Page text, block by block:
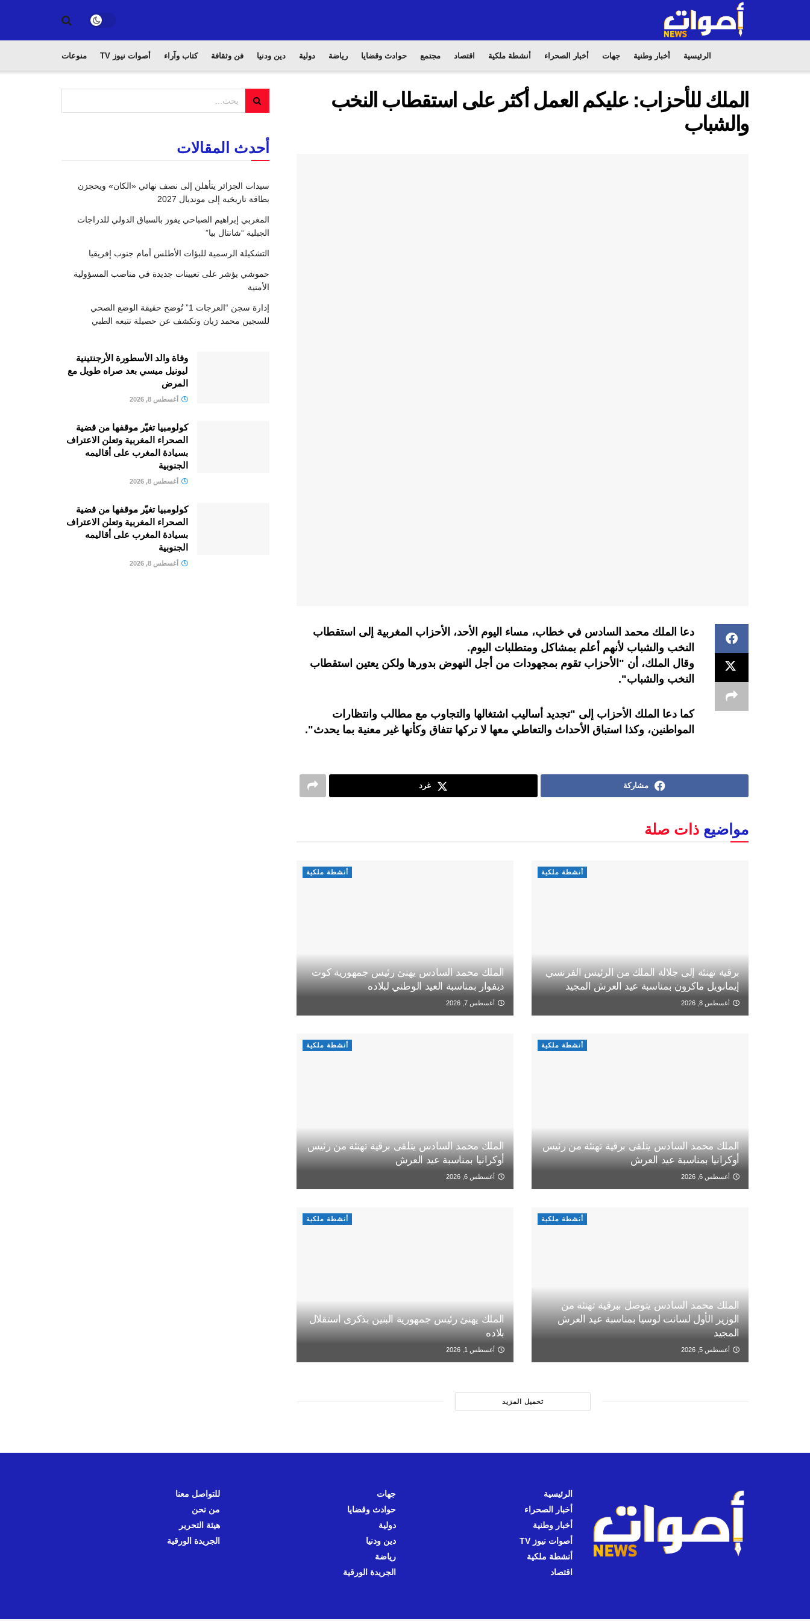
الرئيسية أخبار وطنية جهات أخبار الصحراء أنشطة ملكية اقتصاد مجتمع حوادث وقضايا رياضة دولية دين ودنيا فن وثقافة كتاب وآراء أصوات نيوز TV منوعات
الملك للأحزاب: عليكم العمل أكثر على استقطاب النخب
والشباب
دعا الملك محمد السادس في خطاب، مساء اليوم الأحد، الأحزاب المغربية إلى استقطاب
النخب والشباب لأنهم أعلم بمشاكل ومتطلبات اليوم.
وقال الملك، أن "الأحزاب تقوم بمجهودات من أجل النهوض بدورها ولكن يعتين استقطاب
النخب والشباب".
كما دعا الملك الأحزاب إلى "تجديد أساليب اشتغالها والتجاوب مع مطالب وانتظارات
المواطنين، وكذا استباق الأحداث والتعاطي معها لا تركها تتفاق وكأنها غير معنية بما يحدث".
مشاركة غرد
مواضيع ذات صلة
أنشطة ملكية
برقية تهنئة إلى جلالة الملك من الرئيس الفرنسي
إيمانويل ماكرون بمناسبة عيد العرش المجيد
أغسطس 8, 2026
أنشطة ملكية
الملك محمد السادس يهنئ رئيس جمهورية كوت
ديفوار بمناسبة العيد الوطني لبلاده
أغسطس 7, 2026
أنشطة ملكية
الملك محمد السادس يتلقى برقية تهنئة من رئيس
أوكرانيا بمناسبة عيد العرش
أغسطس 6, 2026
أنشطة ملكية
الملك محمد السادس يتلقى برقية تهنئة من رئيس
أوكرانيا بمناسبة عيد العرش
أغسطس 6, 2026
أنشطة ملكية
الملك محمد السادس يتوصل ببرقية تهنئة من
الوزير الأول لسانت لوسيا بمناسبة عيد العرش
المجيد
أغسطس 5, 2026
أنشطة ملكية
الملك يهنئ رئيس جمهورية البنين بذكرى استقلال
بلاده
أغسطس 1, 2026
تحميل المزيد
أحدث المقالات
سيدات الجزائر يتأهلن إلى نصف نهائي «الكان» ويحجزن
بطاقة تاريخية إلى مونديال 2027
المغربي إبراهيم الصباحي يفوز بالسباق الدولي للدراجات
الجبلية “شانتال بيا”
التشكيلة الرسمية للبؤات الأطلس أمام جنوب إفريقيا
حموشي يؤشر على تعيينات جديدة في مناصب المسؤولية
الأمنية
إدارة سجن “العرجات 1” تُوضح حقيقة الوضع الصحي
للسجين محمد زيان وتكشف عن حصيلة تتبعه الطبي
وفاة والد الأسطورة الأرجنتينية
ليونيل ميسي بعد صراه طويل مع
المرض
أغسطس 8, 2026
كولومبيا تغيّر موقفها من قضية
الصحراء المغربية وتعلن الاعتراف
بسيادة المغرب على أقاليمه
الجنوبية
أغسطس 8, 2026
كولومبيا تغيّر موقفها من قضية
الصحراء المغربية وتعلن الاعتراف
بسيادة المغرب على أقاليمه
الجنوبية
أغسطس 8, 2026
الرئيسية
أخبار الصحراء
أخبار وطنية
أصوات نيوز TV
أنشطة ملكية
اقتصاد
جهات
حوادث وقضايا
دولية
دين ودنيا
رياضة
الجريدة الورقية
للتواصل معنا
من نحن
هيئة التحرير
الجريدة الورقية